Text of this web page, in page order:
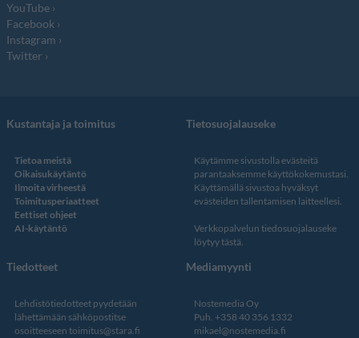
YouTube
Facebook
Instagram
Twitter
Kustantaja ja toimitus
Tietoa meistä
Oikaisukäytäntö
Ilmoita virheestä
Toimitusperiaatteet
Eettiset ohjeet
AI-käytäntö
Tietosuojalauseke
Käytämme sivustolla evästeitä
parantaaksemme käyttökokemustasi.
Käyttämällä sivustoa hyväksyt
evästeiden tallentamisen laitteellesi.
Verkkopalvelun tiedosuojalauseke
löytyy tästä.
Tiedotteet
Lehdistötiedotteet pyydetään
lähettämään sähköpostitse
osoitteeseen toimitus@stara.fi
Mediamyynti
Nostemedia Oy
Puh. +358 40 356 1332
mikael@nostemedia.fi